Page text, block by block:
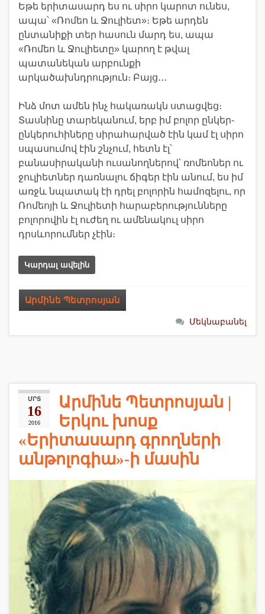
Եթե երիտասարդ ես ու սիրո կարոտ ունես,
ապա՝ «Ռոմեո և Ջուլիետ»։ Եթե արդեն
ընտանիքի տեր հասուն մարդ ես, ապա
«Ռոմեո և Ջուլիետը» կարող է թվալ
պատանեկան արբունքի
արկածախնդրություն։ Բայց․․․
Ինձ մոտ ամեն ինչ հակառակն ստացվեց։
Տասնինը տարեկանում, երբ իմ բոլոր ընկեր-
ընկերուհիները սիրահարված էին կամ էլ սիրո
սպասումով էին շնչում, հետն էլ՝
բանասիրականի ուսանողներով՝ ռոմեոներ ու
ջուլիետներ դառնալու ճիգեր էին անում, ես իմ
առջև նպատակ էի դրել բոլորին համոզելու, որ
Ռոմեոյի և Ջուլիետի հարաբերությունները
բոլորովին էլ ուժեղ ու ամենակուլ սիրո
դրսևորումներ չէին։
Կարդալ ավելին
Արմինե Պետրոսյան
Մեկնաբանել
ՄՐՏ
16
2016
Արմինե Պետրոսյան |
Երկու խոսք
«Երիտասարդ գրողների
անթոլոգիա»-ի մասին